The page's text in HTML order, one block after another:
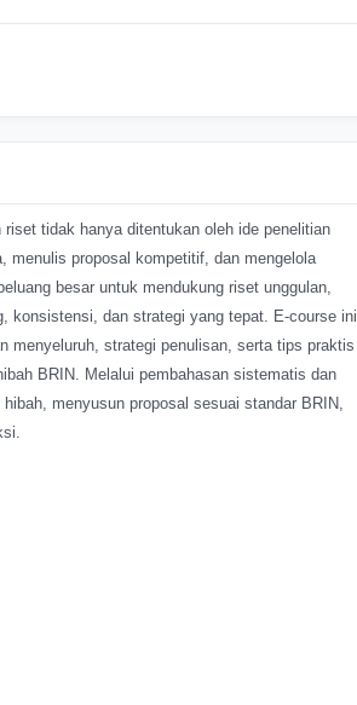
tidak hanya ditentukan oleh ide penelitian
menulis proposal kompetitif, dan mengelola
besar untuk mendukung riset unggulan,
konsistensi, dan strategi yang tepat. E-course ini
menyeluruh, strategi penulisan, serta tips praktis
BRIN. Melalui pembahasan sistematis dan
menyusun proposal sesuai standar BRIN,